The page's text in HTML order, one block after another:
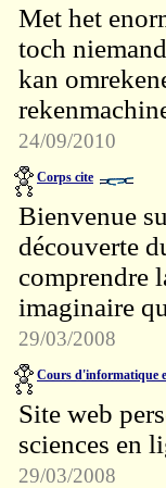
Met het
toch
kan
24/09/2010
Corps cite
Bienvenue
découverte
comprendre
imaginaire
29/03/2008
Cours d'informatique
Site web
sciences en
29/03/2008